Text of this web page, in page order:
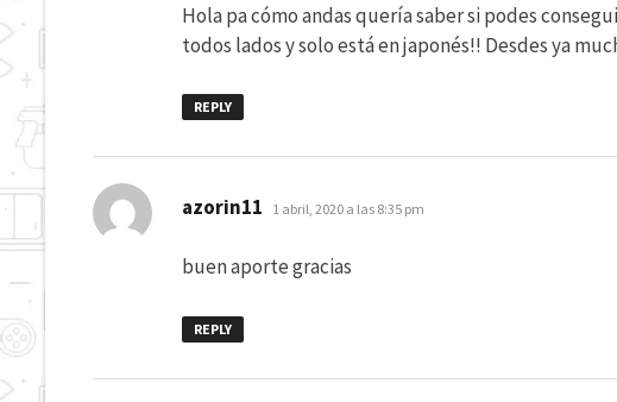
Hola pa cómo andas quería saber si podes
todos lados y solo está en japonés!! Desdes ya
REPLY
azorin11 dice:
1 abril, 2020 a las 8:35 pm
buen aporte gracias
REPLY